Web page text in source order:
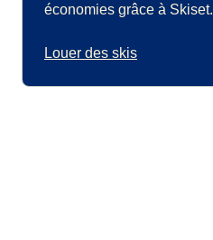
économies grâce à Skiset.
Louer des skis